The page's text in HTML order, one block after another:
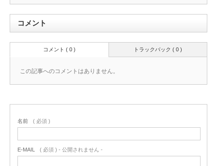
コメント
トラックバック ( 0 )
コメント ( 0 )
この記事へのコメントはありません。
名前 ( 必須 )
E-MAIL ( 必須 ) - 公開されません -